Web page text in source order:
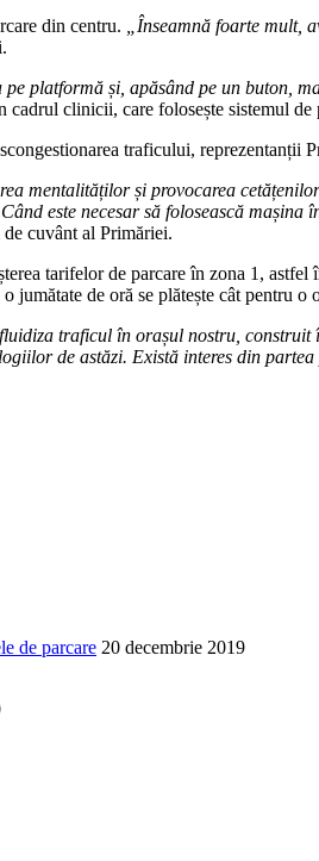
din centru. „Înseamnă foarte mult,
platformă și, apăsând pe un buton,
clinicii, care folosește sistemul
traficului,
mentalităților și provocarea
este necesar să folosească
cuvânt al Primăriei.
tarifelor de parcare în zona 1,
de oră se plătește cât pentru o
traficul în orașul nostru,
de astăzi. Există interes din
de parcare 20 decembrie 2019